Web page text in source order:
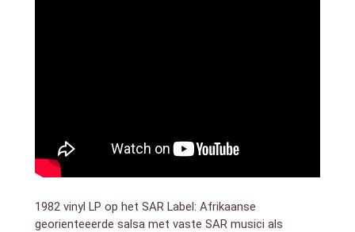
1982 vinyl LP op het SAR Label: Afrikaanse
georienteeerde salsa met vaste SAR musici als